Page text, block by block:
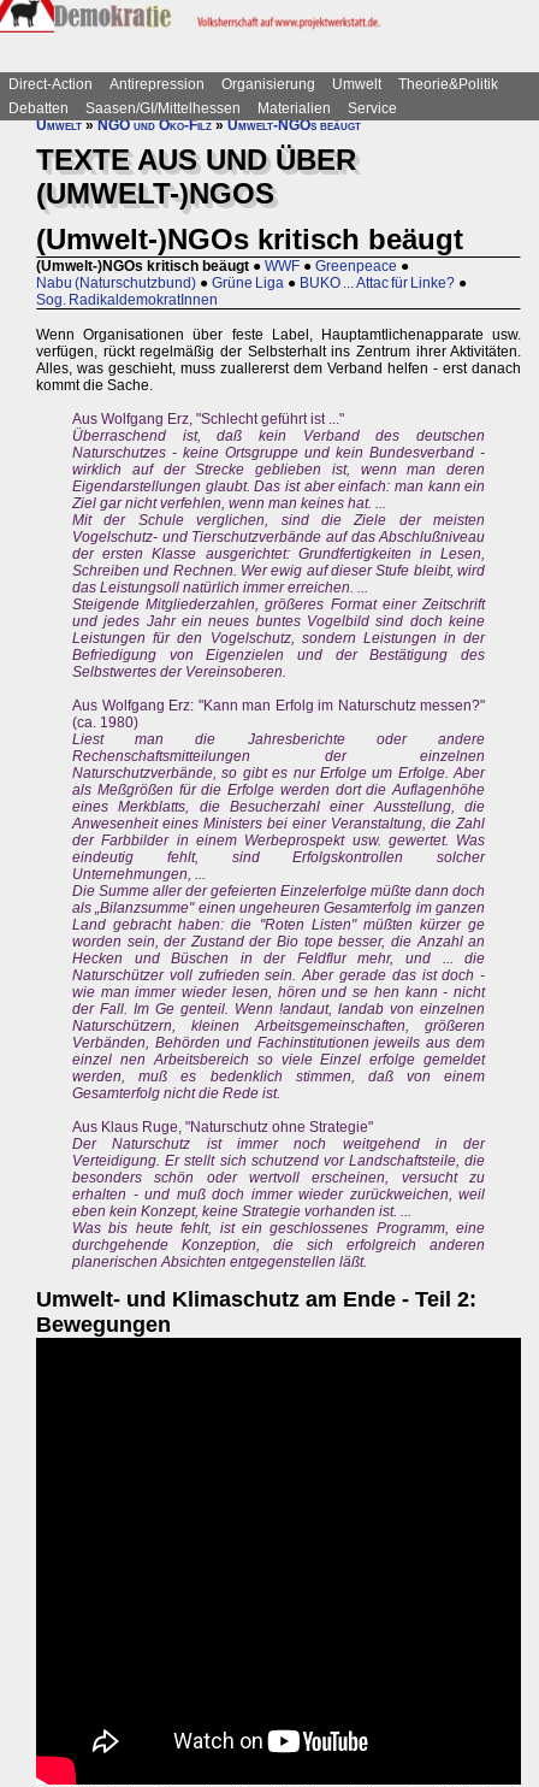
Direct-Action Antirepression Organisierung Umwelt
Theorie&Politik
Debatten
Saasen/GI/Mittelhessen Materialien
Service
Umwelt»NGO und Öko-Filz»Umwelt-NGOs beäugt
TEXTE AUS UND ÜBER
(UMWELT-)NGOS
(Umwelt-)NGOs kritisch beäugt
(Umwelt-)NGOs kritisch beäugt ● WWF ● Greenpeace ●
Nabu (Naturschutzbund) ● Grüne Liga ● BUKO ... Attac für Linke? ●
Sog. RadikaldemokratInnen
Wenn Organisationen über feste Label, Hauptamtlichenapparate usw.
verfügen, rückt regelmäßig der Selbsterhalt ins Zentrum ihrer Aktivitäten.
Alles, was geschieht, muss zuallererst dem Verband helfen - erst danach
kommt die Sache.
Aus Wolfgang Erz, "Schlecht geführt ist ..."
Überraschend ist, daß kein Verband des deutschen
Naturschutzes - keine Ortsgruppe und kein Bundesverband -
wirklich auf der Strecke geblieben ist, wenn man deren
Eigendarstellungen glaubt. Das ist aber einfach: man kann ein
Ziel gar nicht verfehlen, wenn man keines hat. ...
Mit der Schule verglichen, sind die Ziele der meisten
Vogelschutz- und Tierschutzverbände auf das Abschlußniveau
der ersten Klasse ausgerichtet: Grundfertigkeiten in Lesen,
Schreiben und Rechnen. Wer ewig auf dieser Stufe bleibt, wird
das Leistungsoll natürlich immer erreichen. ...
Steigende Mitgliederzahlen, größeres Format einer Zeitschrift
und jedes Jahr ein neues buntes Vogelbild sind doch keine
Leistungen für den Vogelschutz, sondern Leistungen in der
Befriedigung von Eigenzielen und der Bestätigung des
Selbstwertes der Vereinsoberen.
Aus Wolfgang Erz: "Kann man Erfolg im Naturschutz messen?"
(ca. 1980)
Liest man die Jahresberichte oder andere
Rechenschaftsmitteilungen der einzelnen
Naturschutzverbände, so gibt es nur Erfolge um Erfolge. Aber
als Meßgrößen für die Erfolge werden dort die Auflagenhöhe
eines Merkblatts, die Besucherzahl einer Ausstellung, die
Anwesenheit eines Ministers bei einer Veranstaltung, die Zahl
der Farbbilder in einem Werbeprospekt usw. gewertet. Was
eindeutig fehlt, sind Erfolgskontrollen solcher
Unternehmungen, ...
Die Summe aller der gefeierten Einzelerfolge müßte dann doch
als „Bilanzsumme" einen ungeheuren Gesamterfolg im ganzen
Land gebracht haben: die "Roten Listen" müßten kürzer ge
worden sein, der Zustand der Bio tope besser, die Anzahl an
Hecken und Büschen in der Feldflur mehr, und ... die
Naturschützer voll zufrieden sein. Aber gerade das ist doch -
wie man immer wieder lesen, hören und se hen kann - nicht
der Fall. Im Ge genteil. Wenn !andaut, landab von einzelnen
Naturschützern, kleinen Arbeitsgemeinschaften, größeren
Verbänden, Behörden und Fachinstitutionen jeweils aus dem
einzel nen Arbeitsbereich so viele Einzel erfolge gemeldet
werden, muß es bedenklich stimmen, daß von einem
Gesamterfolg nicht die Rede ist.
Aus Klaus Ruge, "Naturschutz ohne Strategie"
Der Naturschutz ist immer noch weitgehend in der
Verteidigung. Er stellt sich schutzend vor Landschaftsteile, die
besonders schön oder wertvoll erscheinen, versucht zu
erhalten - und muß doch immer wieder zurückweichen, weil
eben kein Konzept, keine Strategie vorhanden ist. ...
Was bis heute fehlt, ist ein geschlossenes Programm, eine
durchgehende Konzeption, die sich erfolgreich anderen
planerischen Absichten entgegenstellen läßt.
Umwelt- und Klimaschutz am Ende - Teil 2:
Bewegungen